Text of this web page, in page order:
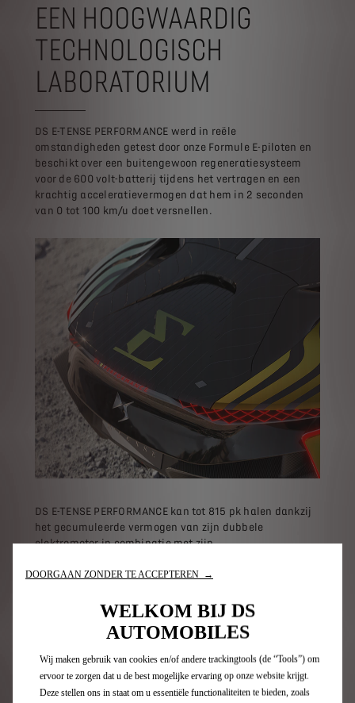
EEN HOOGWAARDIG
TECHNOLOGISCH
LABORATORIUM
DS E-TENSE PERFORMANCE werd in reële
omstandigheden getest door onze Formule E-piloten en
beschikt over een buitengewoon regeneratiesysteem
voor de 600 volt-batterij tijdens het vertragen en een
krachtig acceleratievermogen dat hem in 2 seconden
van 0 tot 100 km/u doet versnellen.
DS E-TENSE PERFORMANCE kan tot 815 pk halen dankzij
het gecumuleerde vermogen van zijn dubbele
elektromotor in combinatie met zijn
DOORGAAN ZONDER TE ACCEPTEREN →
WELKOM BIJ DS
AUTOMOBILES
Wij maken gebruik van cookies en/of andere trackingtools (de “Tools”) om
ervoor te zorgen dat u de best mogelijke ervaring op onze website krijgt.
Deze stellen ons in staat om u essentiële functionaliteiten te bieden, zoals